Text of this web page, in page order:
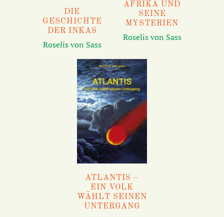
DIE
GESCHICHTE
DER INKAS
Roselis von Sass
AFRIKA UND
SEINE
MYSTERIEN
Roselis von Sass
ATLANTIS –
EIN VOLK
WÄHLT SEINEN
UNTERGANG